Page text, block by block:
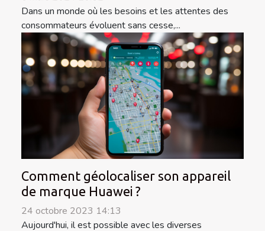
Dans un monde où les besoins et les attentes des
consommateurs évoluent sans cesse,...
Comment géolocaliser son appareil
de marque Huawei ?
24 octobre 2023 14:13
Aujourd'hui, il est possible avec les diverses